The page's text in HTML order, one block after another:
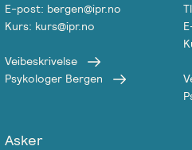
E-post: bergen@ipr.no
Kurs: kurs@ipr.no
Veibeskrivelse
Psykologer Bergen
Asker